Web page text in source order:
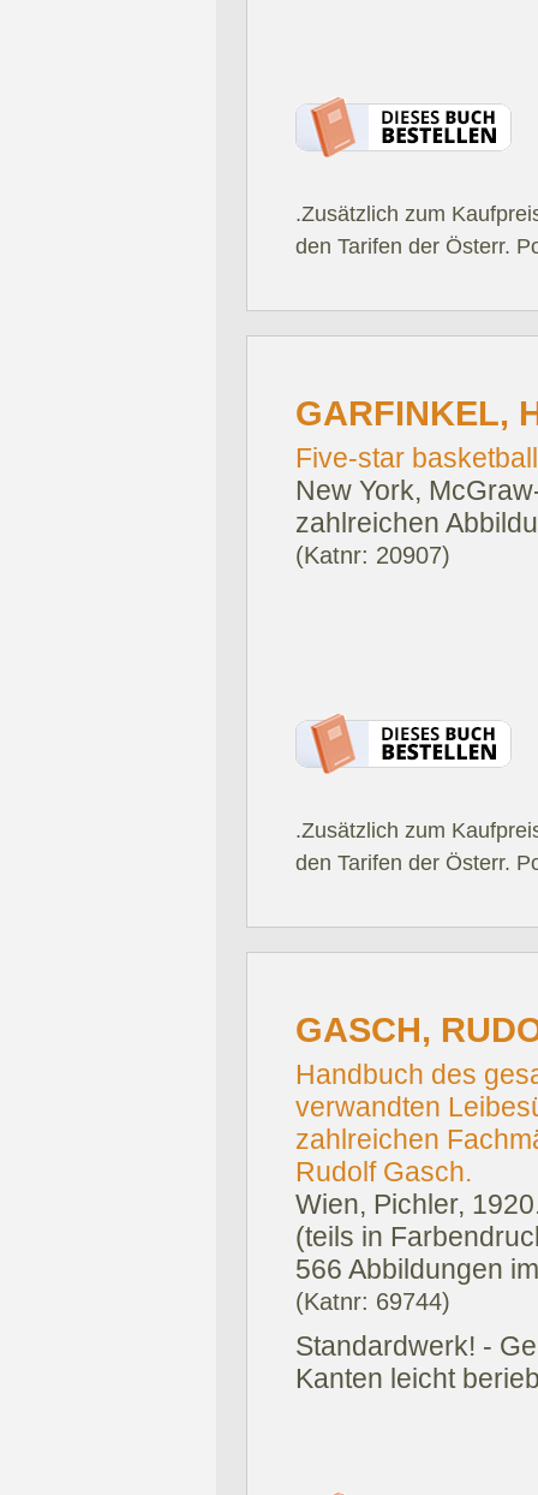
.Zusätzlich zum
den Tarifen der Österr.
GARFINKEL,
Five-star
New York,
zahlreichen
(Katnr: 20907)
.Zusätzlich zum
den Tarifen der Österr.
GASCH,
Handbuch des
verwandten
zahlreichen
Rudolf Gasch.
Wien, Pichler,
(teils in
566 Abbildungen
(Katnr: 69744)
Standardwerk! -
Kanten leicht